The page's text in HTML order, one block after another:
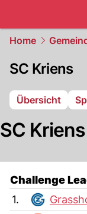
Home
SC Kriens
Übersicht
SC
Challenge
1.